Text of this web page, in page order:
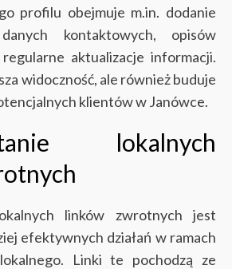
profilu obejmuje m.in. dodanie
danych kontaktowych, opisów
regularne aktualizacje informacji.
widoczność, ale również buduje
klientów w Janówce.
lokalnych
linków zwrotnych jest
efektywnych działań w ramach
Linki te pochodzą ze